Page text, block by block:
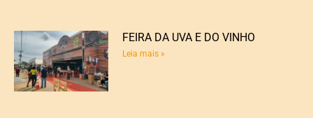
FEIRA DA UVA E DO VINHO
Leia mais »